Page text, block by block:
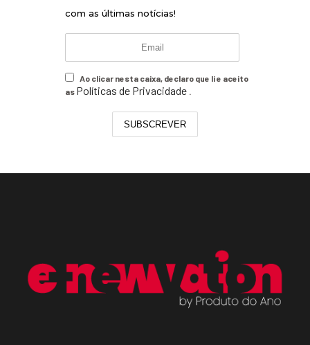
com as últimas notícias!
Ao clicar nesta caixa, declaro que li e aceito
as Políticas de Privacidade
SUBSCREVER